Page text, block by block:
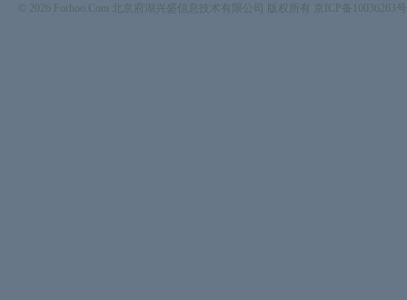
© 2026 Forhoo.Com 北京府湖兴盛信息技术有限公司 版权所有
京ICP备10036263